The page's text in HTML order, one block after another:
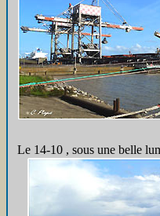
Le 14-10 , sous une belle